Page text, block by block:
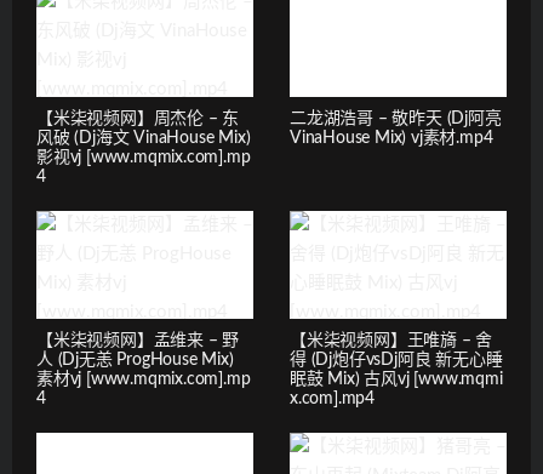
【米柒视频网】周杰伦 – 东
风破 (Dj海文 VinaHouse Mix)
影视vj [www.mqmix.com].mp
4
二龙湖浩哥 – 敬昨天 (Dj阿亮
VinaHouse Mix) vj素材.mp4
【米柒视频网】孟维来 – 野
人 (Dj无恙 ProgHouse Mix)
素材vj [www.mqmix.com].mp
4
【米柒视频网】王唯旖 – 舍
得 (Dj炮仔vsDj阿良 新无心睡
眠鼓 Mix) 古风vj [www.mqmi
x.com].mp4